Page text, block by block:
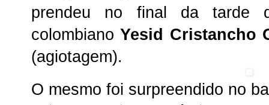
prendeu no final da tarde
colombianoYesid Cristancho
(agiotagem).
O mesmo foi surpreendido no